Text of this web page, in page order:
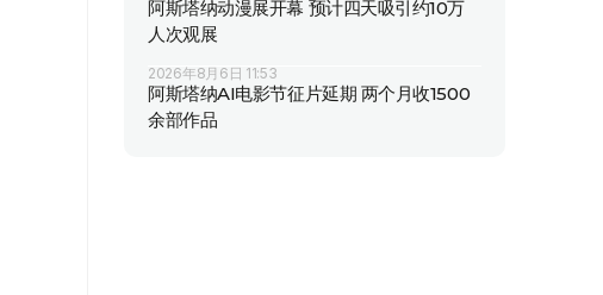
阿斯塔纳动漫展开幕 预计四天吸引约10万
人次观展
2026年8月6日 11:53
阿斯塔纳AI电影节征片延期 两个月收1500
余部作品